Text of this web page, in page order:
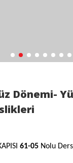
Dönemi-
61-05 Nolu